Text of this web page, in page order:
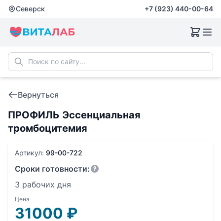
Северск +7 (923) 440-00-64
Вернуться
ПРОФИЛЬ Эссенциальная
тромбоцитемия
Артикул: 99-00-722
Сроки готовности:
3 рабочих дня
Цена
31000 ₽